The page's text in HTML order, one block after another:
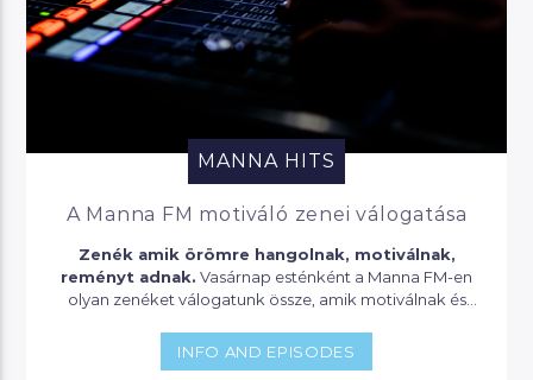
MANNA HITS
A Manna FM motiváló zenei válogatása
Zenék amik örömre hangolnak, motiválnak,
reményt adnak.
olyan zenéket válogatunk össze, amik motiválnak és
INFO AND EPISODES